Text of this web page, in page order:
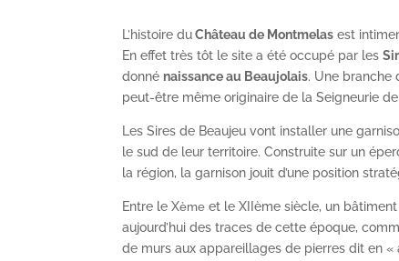
L’histoire duChâteau de Montmelas est
En effet très tôt le site a été occupé par lesS
donné naissance au Beaujolais. Une branche
peut-être même originaire de la Seigneurie
Les Sires de Beaujeu vont installer une
le sud de leur territoire. Construite sur un
la région, la garnison jouit d’une position
Entre le Xème et le XIIème siècle, un
aujourd’hui des traces de cette époque,
de murs aux appareillages de pierres dit en «